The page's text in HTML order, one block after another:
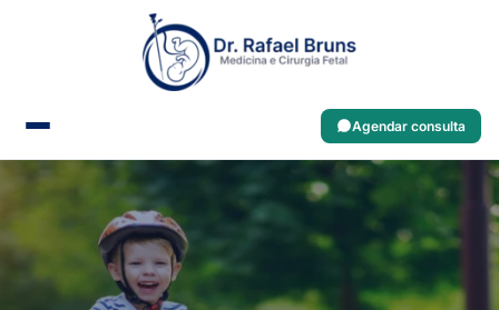
Agendar consulta